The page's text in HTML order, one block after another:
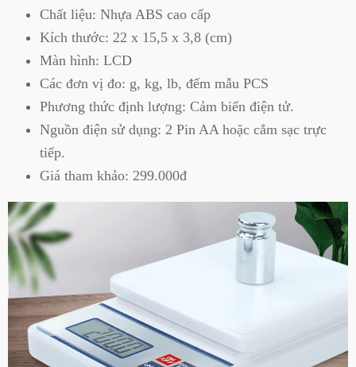
Chất liệu: Nhựa ABS cao cấp
Kích thước: 22 x 15,5 x 3,8 (cm)
Màn hình: LCD
Các đơn vị đo: g, kg, lb, đếm mẫu PCS
Phương thức định lượng: Cảm biến điện tử.
Nguồn điện sử dụng: 2 Pin AA hoặc cắm sạc trực
tiếp.
Giá tham khảo: 299.000đ